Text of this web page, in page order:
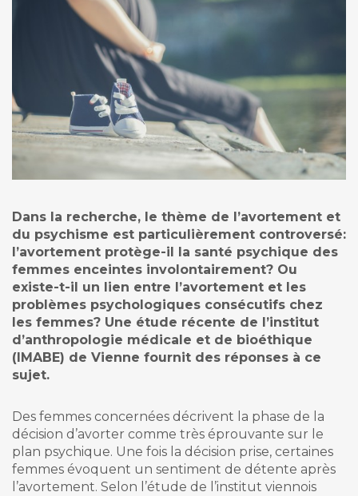
Dans la recherche, le thème de l’avortement et
du psychisme est particulièrement controversé:
l’avortement protège-il la santé psychique des
femmes enceintes involontairement? Ou
existe-t-il un lien entre l’avortement et les
problèmes psychologiques consécutifs chez
les femmes? Une étude récente de l’institut
d’anthropologie médicale et de bioéthique
(IMABE) de Vienne fournit des réponses à ce
sujet.
Des femmes concernées décrivent la phase de la
décision d’avorter comme très éprouvante sur le
plan psychique. Une fois la décision prise, certaines
femmes évoquent un sentiment de détente après
l’avortement. Selon l’étude de l’institut viennois